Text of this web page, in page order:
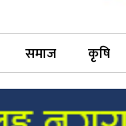
समाज कृषि